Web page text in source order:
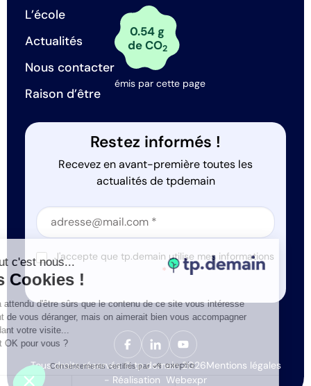
L’école
Actualités
Nous contacter
Raison d’être
0.54 g
de CO2
émis par cette page
Restez informés !
Recevez en avant-première toutes les
actualités de tpdemain
Section
Section
J'accepte que tp.demain utilise mes informations
*
Tous droits réservés © tp.demain 2026Mentions légales
- Réalisation Webexpr
Salut c'est nous...
les Cookies !
On a attendu d'être sûrs que le contenu de ce site vous intéresse
avant de vous déranger, mais on aimerait bien vous accompagner
pendant votre visite...
C'est OK pour vous ?
Consentements certifiés par